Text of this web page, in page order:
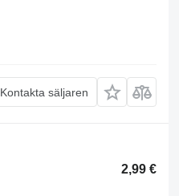
Kontakta säljaren
2,99 €